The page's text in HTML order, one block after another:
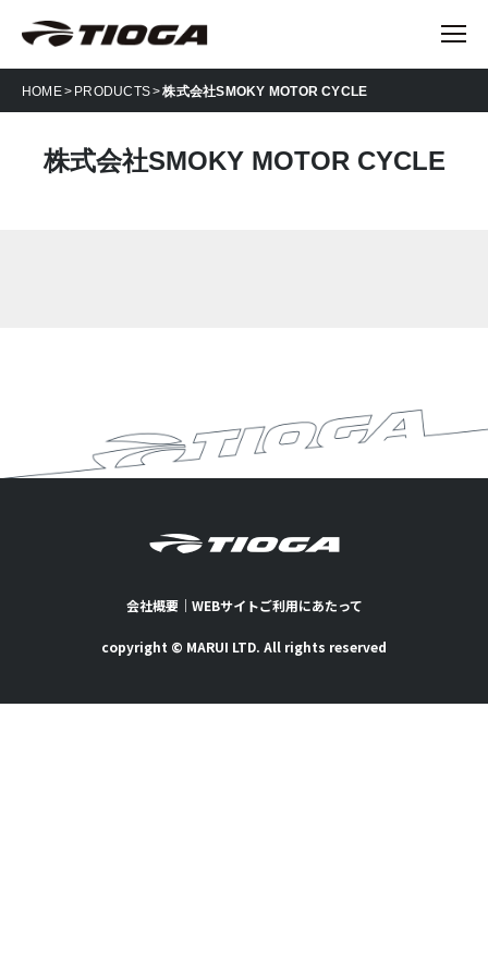
HOME PRODUCTS 株式会社SMOKY MOTOR CYCLE
株式会社SMOKY MOTOR CYCLE
会社概要｜ WEBサイトご利用にあたって
copyright © MARUI LTD. All rights reserved